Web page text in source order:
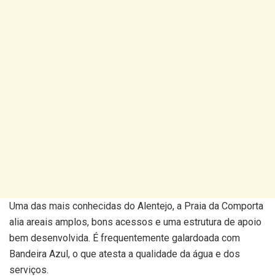
Uma das mais conhecidas do Alentejo, a Praia da Comporta
alia areais amplos, bons acessos e uma estrutura de apoio
bem desenvolvida. É frequentemente galardoada com
Bandeira Azul, o que atesta a qualidade da água e dos
serviços.